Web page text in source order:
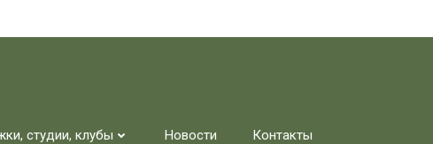
студии, клубы Новости Контакты